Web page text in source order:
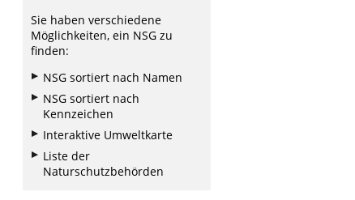
Sie haben verschiedene
Möglichkeiten, ein NSG zu
finden:
NSG sortiert nach Namen
NSG sortiert nach
Kennzeichen
Interaktive Umweltkarte
Liste der
Naturschutzbehörden